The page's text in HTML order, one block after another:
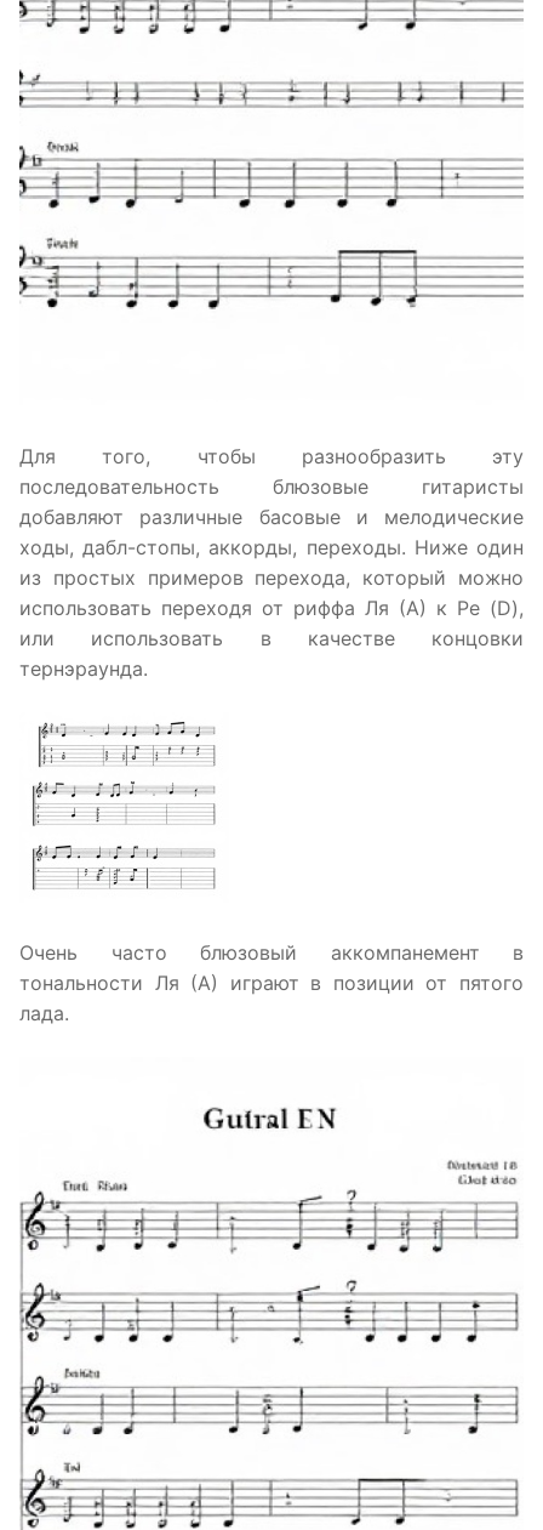
Для того, чтобы разнообразить эту
последовательность блюзовые гитаристы
добавляют различные басовые и мелодические
ходы, дабл-стопы, аккорды, переходы. Ниже один
из простых примеров перехода, который можно
использовать переходя от риффа Ля (А) к Ре (D),
или использовать в качестве концовки
тернэраунда.
Очень часто блюзовый аккомпанемент в
тональности Ля (А) играют в позиции от пятого
лада.